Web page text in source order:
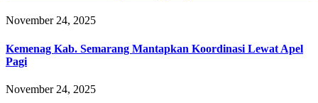
November 24, 2025
Kemenag Kab. Semarang Mantapkan Koordinasi Lewat Apel
Pagi
November 24, 2025